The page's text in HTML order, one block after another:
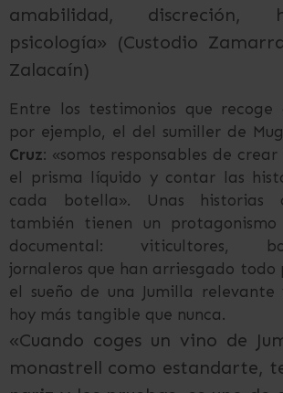
amabilidad, discreción,
psicología» (Custodio
Zalacaín)
Entre los testimonios que recoge
por ejemplo, el del sumiller de
Cruz: «somos responsables de
el prisma líquido y contar las
cada botella». Unas historias
también tienen un protagonismo
documental: viticultores,
jornaleros que han arriesgado todo
el sueño de una Jumilla relevante
hoy más tangible que nunca.
«Cuando coges un vino de
monastrell como estandarte,